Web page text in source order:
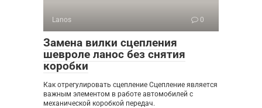
Lanos 0
Замена вилки сцепления
шевроле ланос без снятия
коробки
Как отрегулировать сцепление Сцепление является
важным элементом в работе автомобилей с
механической коробкой передач.